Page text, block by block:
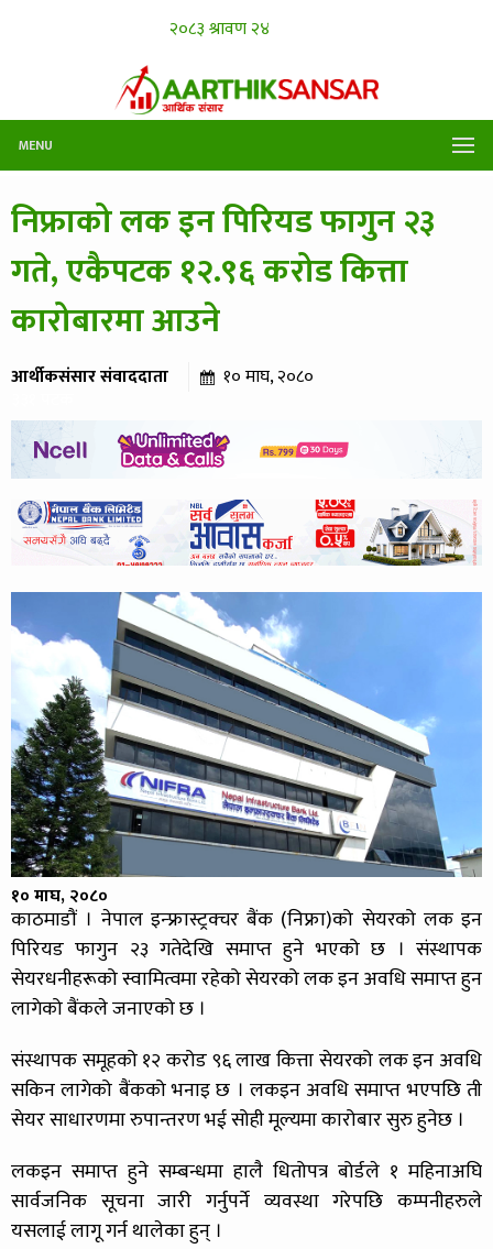
MENU
निफ्राको लक इन पिरियड फागुन २३
गते, एकैपटक १२.९६ करोड कित्ता
कारोबारमा आउने
आर्थीकसंसार संवाददाता १० माघ, २०८०
१० माघ, २०८०
काठमाडौं । नेपाल इन्फ्रास्ट्रक्चर बैंक (निफ्रा)को सेयरको लक इन
पिरियड फागुन २३ गतेदेखि समाप्त हुने भएको छ । संस्थापक
सेयरधनीहरूको स्वामित्वमा रहेको सेयरको लक इन अवधि समाप्त हुन
लागेको बैंकले जनाएको छ ।
संस्थापक समूहको १२ करोड ९६ लाख कित्ता सेयरको लक इन अवधि
सकिन लागेको बैंकको भनाइ छ । लकइन अवधि समाप्त भएपछि ती
सेयर साधारणमा रुपान्तरण भई सोही मूल्यमा कारोबार सुरु हुनेछ ।
लकइन समाप्त हुने सम्बन्धमा हालै धितोपत्र बोर्डले १ महिनाअघि
सार्वजनिक सूचना जारी गर्नुपर्ने व्यवस्था गरेपछि कम्पनीहरुले
यसलाई लागू गर्न थालेका हुन् ।